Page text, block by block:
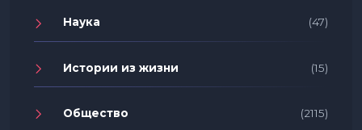
Наука (47)
Истории из жизни (15)
Общество (2115)